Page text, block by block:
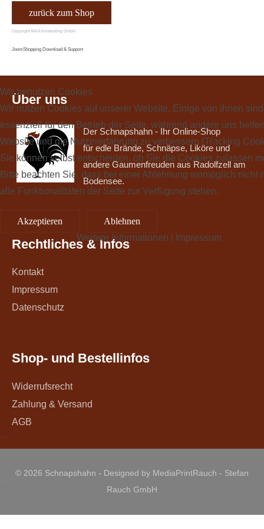
zurück zum Shop
Copyright MAXXmarketing GmbH
JoomShopping Download & Support
Über uns
Der Schnapshahn - Ihr Online-Shop
für edle Brände, Schnäpse, Liköre und
andere Gaumenfreuden aus Radolfzell am
Bodensee.
Rechtliches & Infos
Kontakt
Impressum
Datenschutz
Shop- und Bestellinfos
Widerrufsrecht
Zahlung & Versand
AGB
© 2026 Schnapshahn - Designed by MediaPrintRauch - Stefan
Rauch GmbH
Wir benutzen Cookies
Wir nutzen Cookies auf unserer Website. Einige von ihnen sind
essenziell für den Betrieb der Seite, während andere uns
Website und die Nutzererfahrung zu verbessern (Tracking
Sie können selbst entscheiden, ob Sie die Cookies zulassen
Bitte beachten Sie, dass bei einer Ablehnung womöglich nicht
alle Funktionalitäten der Seite zur Verfügung stehen.
Akzeptieren
Ablehnen
Weitere Informationen
Impressum